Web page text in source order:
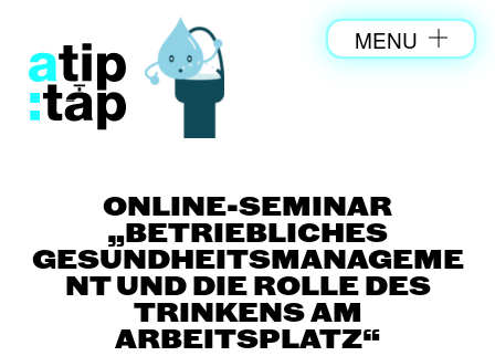
MENU
ONLINE-SEMINAR
„BETRIEBLICHES
GESUNDHEITSMANAGEME
NT UND DIE ROLLE DES
TRINKENS AM
ARBEITSPLATZ“